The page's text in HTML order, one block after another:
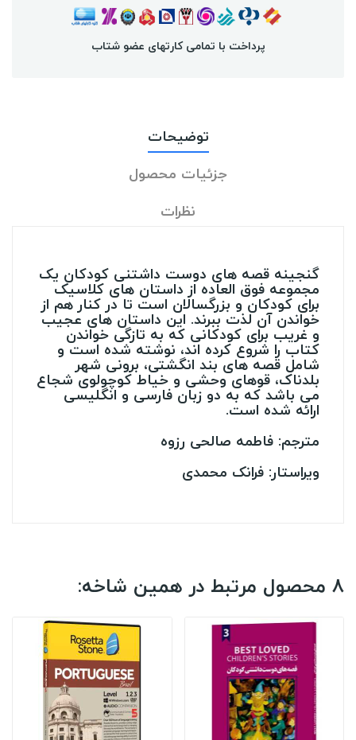
پرداخت با تمامی کارتهای عضو شتاب
توضیحات
جزئیات محصول
نظرات
گنجینه قصه های دوست داشتنی کودکان یک
مجموعه فوق العاده از داستان های کلاسیک
برای کودکان و بزرگسالان است تا در کنار هم از
خواندن آن لذت ببرند. این داستان های عجیب
و غریب برای کودکانی که به تازگی خواندن
کتاب را شروع کرده اند، نوشته شده است و
شامل قصه های بند انگشتی، برونی شهر
بلدناک، قوهای وحشی و خیاط کوچولوی شجاع
می باشد که به دو زبان فارسی و انگلیسی
ارائه شده است.
مترجم: فاطمه صالحی رزوه
ویراستار: فرانک محمدی
8 محصول مرتبط در همین شاخه: